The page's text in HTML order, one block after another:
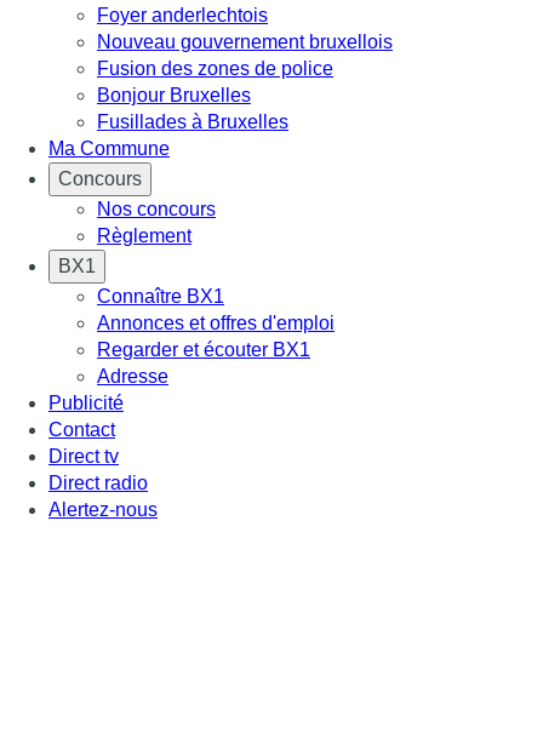
Foyer anderlechtois
Nouveau gouvernement bruxellois
Fusion des zones de police
Bonjour Bruxelles
Fusillades à Bruxelles
Ma Commune
Concours
Nos concours
Règlement
BX1
Connaître BX1
Annonces et offres d'emploi
Regarder et écouter BX1
Adresse
Publicité
Contact
Direct tv
Direct radio
Alertez-nous